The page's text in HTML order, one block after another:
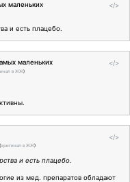
</>
маленьких
и есть плацебо.
</>
маленьких
в ЖЖ)
</>
(оригинал в ЖЖ)
и есть плацебо.
из мед. препаратов обладают